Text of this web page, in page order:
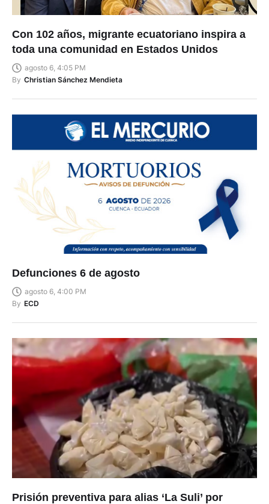
Con 102 años, migrante ecuatoriano inspira a
toda una comunidad en Estados Unidos
agosto 6, 4:05 PM
By Christian Sánchez Mendieta
Defunciones 6 de agosto
agosto 6, 4:00 PM
By ECD
Prisión preventiva para alias ‘La Suli’ por